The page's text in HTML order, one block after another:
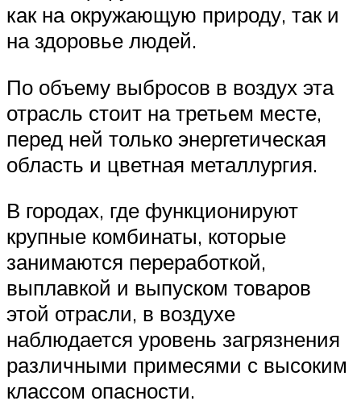
как на окружающую природу, так и
на здоровье людей.
По объему выбросов в воздух эта
отрасль стоит на третьем месте,
перед ней только энергетическая
область и цветная металлургия.
В городах, где функционируют
крупные комбинаты, которые
занимаются переработкой,
выплавкой и выпуском товаров
этой отрасли, в воздухе
наблюдается уровень загрязнения
различными примесями с высоким
классом опасности.